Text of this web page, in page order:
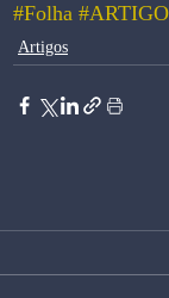
#Folha
Artigos